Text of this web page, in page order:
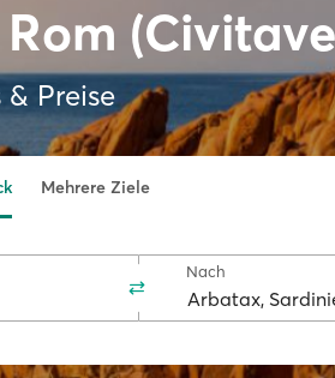
Preise
Mehrere Ziele
Nach